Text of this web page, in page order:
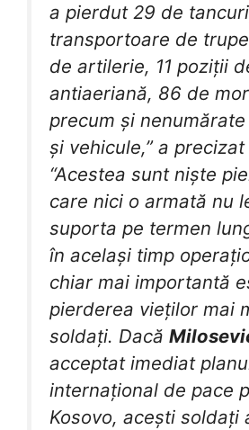
a pierdut 29 de
transportoare de
de artilerie, 11 poziții
antiaeriană, 86 de
precum și
și vehicule,” a
“Acestea sunt niște
care nici o armată nu
suporta pe termen
în același timp
chiar mai importantă
pierderea vieților mai
soldați. Dacă
acceptat imediat
internațional de pace
Kosovo, acești soldați